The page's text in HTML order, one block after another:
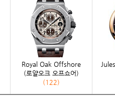
(로얄오크 오프쇼어)
(122)